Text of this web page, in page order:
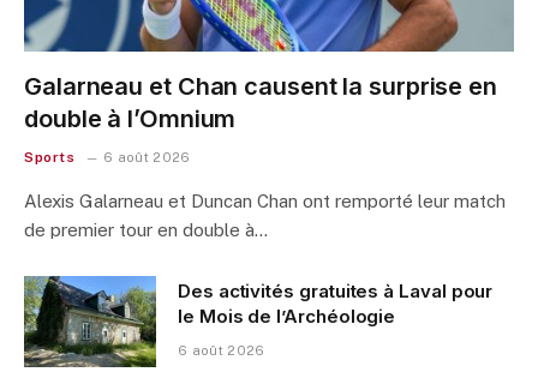
Galarneau et Chan causent la surprise en
double à l’Omnium
Sports 6 août 2026
Alexis Galarneau et Duncan Chan ont remporté leur match
de premier tour en double à…
Des activités gratuites à Laval pour
le Mois de l’Archéologie
6 août 2026